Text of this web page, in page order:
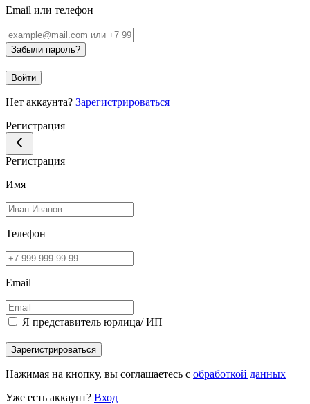
Email или телефон
Забыли пароль?
Войти
Нет аккаунта? Зарегистрироваться
Регистрация
Регистрация
Имя
Телефон
Email
Я представитель юрлица/ ИП
Зарегистрироваться
Нажимая на кнопку, вы соглашаетесь с обработкой данных
Уже есть аккаунт? Вход